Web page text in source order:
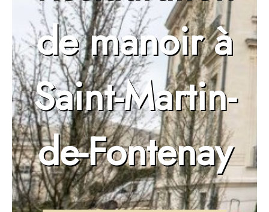
de manoir à
Saint-Martin-
de-Fontenay